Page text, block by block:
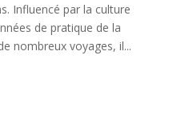
Influencé par la culture
de pratique de la
nombreux voyages, il...